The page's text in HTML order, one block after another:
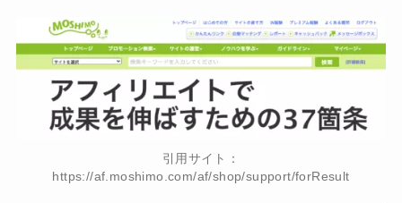
引用サイト：
https://af.moshimo.com/af/shop/support/forResult